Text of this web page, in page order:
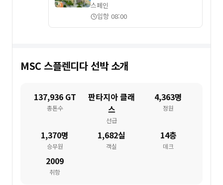
스페인
입항 08:00
MSC 스플렌디다선박 소개
137,936 GT
총톤수
판타지아 클래
스
선급
4,363명
정원
1,370명
승무원
1,682실
객실
14층
데크
2009
취항